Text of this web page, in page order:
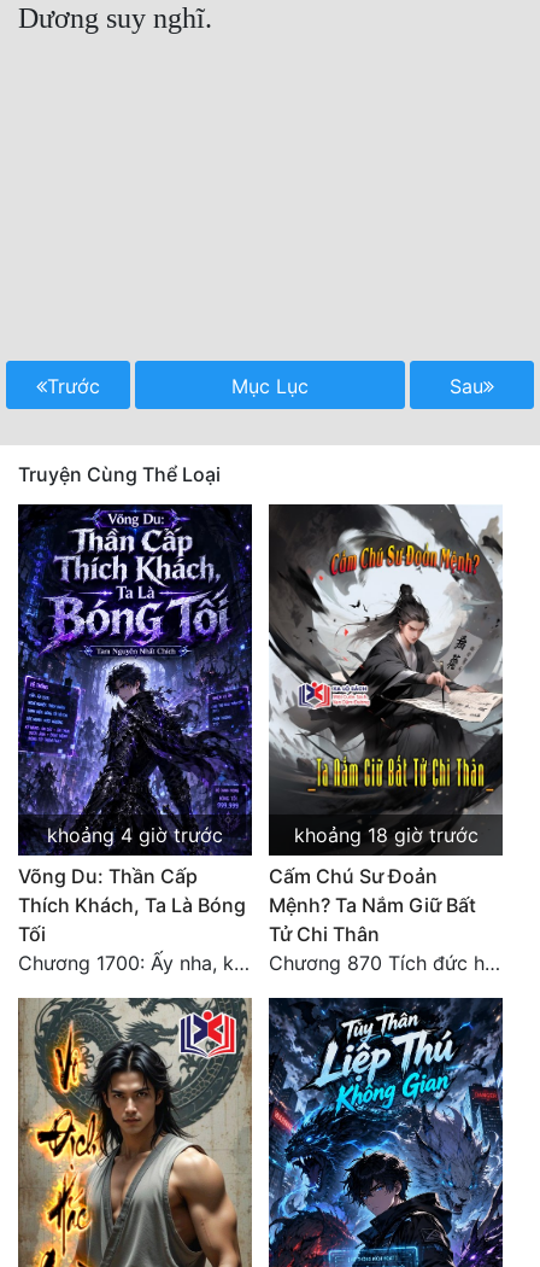
Trước Mục Lục Sau
Truyện Cùng Thể Loại
khoảng 4 giờ trước
Võng Du: Thần Cấp
Thích Khách, Ta Là Bóng
Tối
Chương 1700: Ấy nha, không có chuyện gì!
khoảng 18 giờ trước
Cấm Chú Sư Đoản
Mệnh? Ta Nắm Giữ Bất
Tử Chi Thân
Chương 870 Tích đức hành thiện